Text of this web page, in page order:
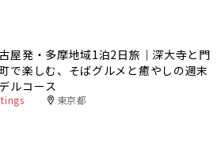
屋発・多摩地域1泊2日旅｜深大寺と門
で楽しむ、そばグルメと癒やしの週末
ルコース
東京都